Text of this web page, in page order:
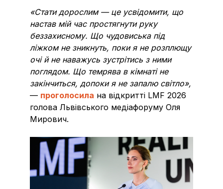
«Стати дорослим — це усвідомити, що
настав мій час простягнути руку
беззахисному. Що чудовиська під
ліжком не зникнуть, поки я не розплющу
очі й не наважусь зустрітись з ними
поглядом. Що темрява в кімнаті не
закінчиться, допоки я не запалю світло»,
— проголосила на відкритті LMF 2026
голова Львівського медіафоруму Оля
Мирович.